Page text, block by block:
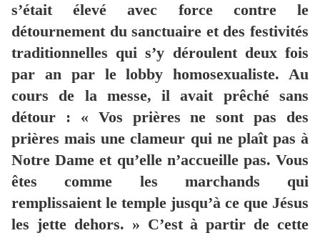
s’était élevé avec force contre le
détournement du sanctuaire et des festivités
traditionnelles qui s’y déroulent deux fois
par an par le lobby homosexualiste. Au
cours de la messe, il avait prêché sans
détour : « Vos prières ne sont pas des
prières mais une clameur qui ne plaît pas à
Notre Dame et qu’elle n’accueille pas. Vous
êtes comme les marchands qui
remplissaient le temple jusqu’à ce que Jésus
les jette dehors. » C’est à partir de cette